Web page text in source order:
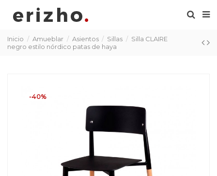
Inicio Amueblar Asientos Sillas
Silla CLAIRE
negro estilo nórdico patas de haya
-40%